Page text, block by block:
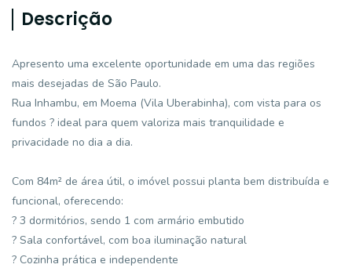
Descrição
Apresento uma excelente oportunidade em uma das regiões
mais desejadas de São Paulo.
Rua Inhambu, em Moema (Vila Uberabinha), com vista para os
fundos ? ideal para quem valoriza mais tranquilidade e
privacidade no dia a dia.
Com 84m² de área útil, o imóvel possui planta bem distribuída e
funcional, oferecendo:
? 3 dormitórios, sendo 1 com armário embutido
? Sala confortável, com boa iluminação natural
? Cozinha prática e independente